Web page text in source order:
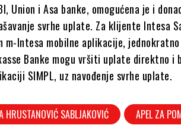
Union i Asa banke, omogućena je i
svrhe uplate. Za klijente Intesa
m-Intesa mobilne aplikacije,
Banke mogu vršiti uplate direktno i
SIMPL, uz navođenje svrhe uplate.
HRUSTANOVIĆ SABLJAKOVIĆ APEL ZA